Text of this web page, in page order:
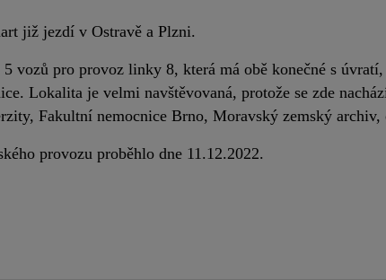
již jezdí v Ostravě a Plzni.
vozů pro provoz linky 8, která má obě konečné s
Lokalita je velmi navštěvovaná, protože se zde
Fakultní nemocnice Brno, Moravský zemský archiv,
provozu proběhlo dne 11.12.2022.